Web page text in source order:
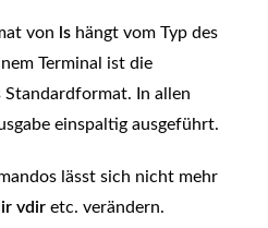
von ls hängt vom Typ des
Terminal ist die
Standardformat. In allen
einspaltig ausgeführt.
lässt sich nicht mehr
vdir etc. verändern.